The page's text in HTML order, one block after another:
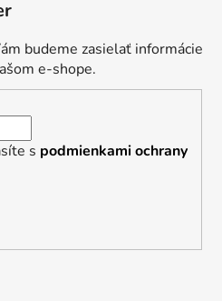
budeme zasielať informácie
e-shope.
s podmienkami ochrany